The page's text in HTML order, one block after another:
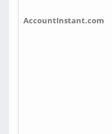
AccountInstant.com